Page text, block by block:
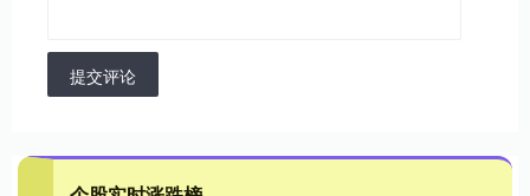
提交评论